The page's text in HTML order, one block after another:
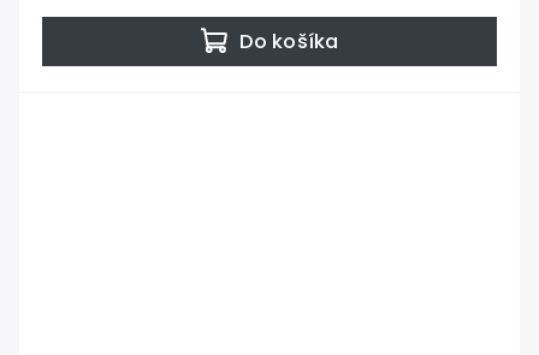
Do košíka